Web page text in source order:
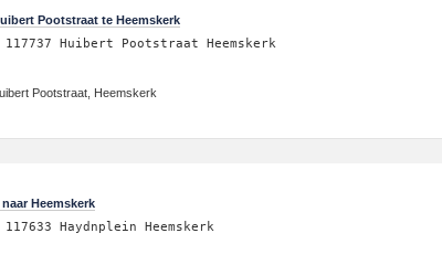
Pootstraat te Heemskerk
Huibert Pootstraat Heemskerk
Pootstraat, Heemskerk
Heemskerk
Haydnplein Heemskerk